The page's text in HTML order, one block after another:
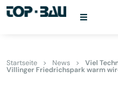
Startseite > News >Viel
Villinger Friedrichspark warm